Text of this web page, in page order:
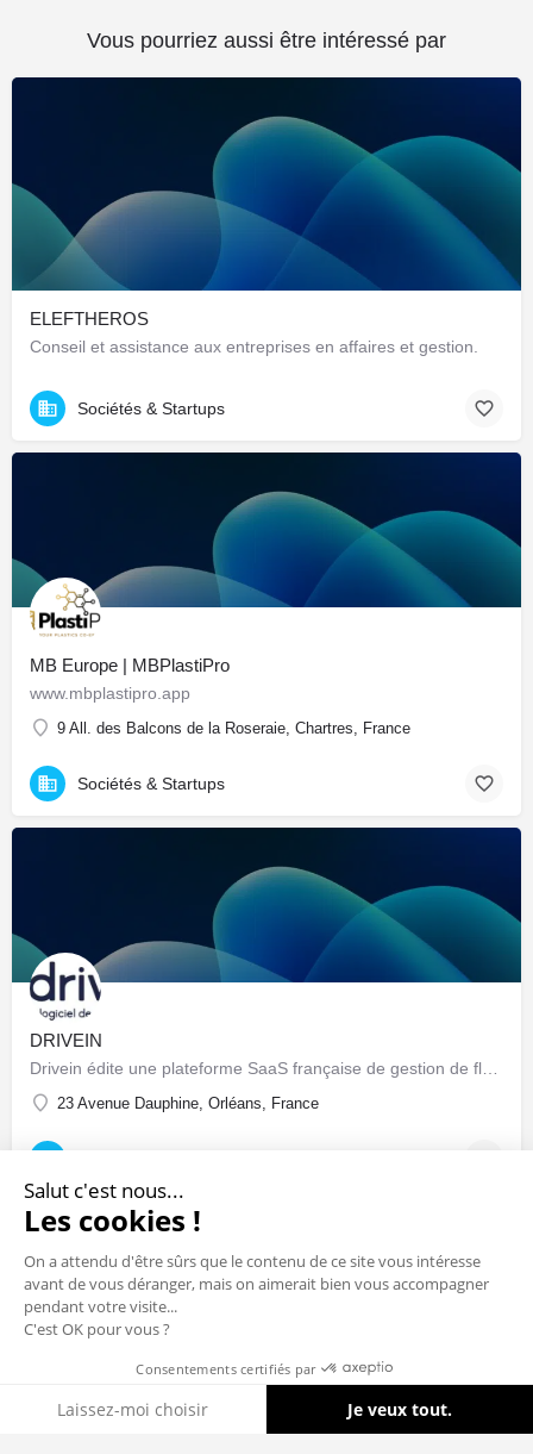
Vous pourriez aussi être intéressé par
ELEFTHEROS
Conseil et assistance aux entreprises en affaires et gestion.
Sociétés & Startups
MB Europe | MBPlastiPro
www.mbplastipro.app
9 All. des Balcons de la Roseraie, Chartres, France
Sociétés & Startups
DRIVEIN
Drivein édite une plateforme SaaS française de gestion de flotte automobile : pilotage centralisé du parc…
23 Avenue Dauphine, Orléans, France
Salut c'est nous...
Les cookies !
On a attendu d'être sûrs que le contenu de ce site vous intéresse
avant de vous déranger, mais on aimerait bien vous accompagner
pendant votre visite...
C'est OK pour vous ?
Consentements certifiés par
Laissez-moi choisir Je veux tout.